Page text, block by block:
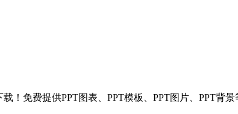
！免费提供PPT图表、PPT模板、PPT图片、PPT背